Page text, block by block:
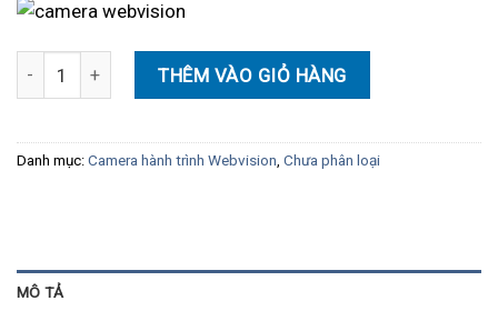
Camera hành trình Webvision A28 loại bỏ hoàn toàn điểm mù số
THÊM VÀO GIỎ HÀNG
Danh mục:Camera hành trình Webvision Chưa phân loại
MÔ TẢ